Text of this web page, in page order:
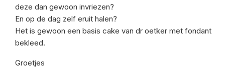
deze dan gewoon invriezen?
En op de dag zelf eruit halen?
Het is gewoon een basis cake van dr oetker met fondant
bekleed.
Groetjes